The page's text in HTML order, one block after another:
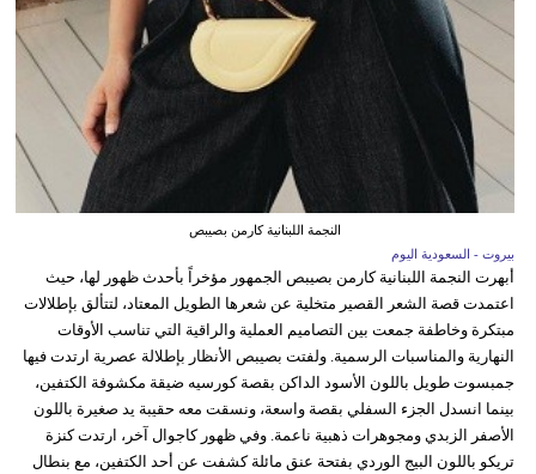
النجمة اللبنانية كارمن بصيبص
بيروت - السعودية اليوم
أبهرت النجمة اللبنانية كارمن بصيبص الجمهور مؤخراً بأحدث ظهور لها، حيث
اعتمدت قصة الشعر القصير متخلية عن شعرها الطويل المعتاد، لتتألق بإطلالات
مبتكرة وخاطفة جمعت بين التصاميم العملية والراقية التي تناسب الأوقات
النهارية والمناسبات الرسمية. ولفتت بصيبص الأنظار بإطلالة عصرية ارتدت فيها
جمبسوت طويل باللون الأسود الداكن بقصة كورسيه ضيقة مكشوفة الكتفين،
بينما انسدل الجزء السفلي بقصة واسعة، ونسقت معه حقيبة يد صغيرة باللون
الأصفر الزبدي ومجوهرات ذهبية ناعمة. وفي ظهور كاجوال آخر، ارتدت كنزة
تريكو باللون البيج الوردي بفتحة عنق مائلة كشفت عن أحد الكتفين، مع بنطال